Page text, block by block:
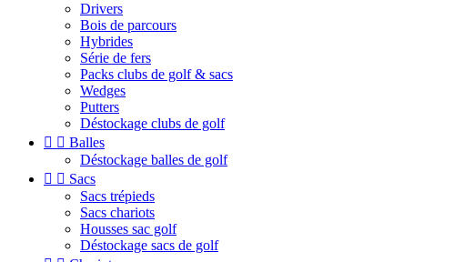
Drivers
Bois de parcours
Hybrides
Série de fers
Packs clubs de golf & sacs
Wedges
Putters
Déstockage clubs de golf
  Balles
Déstockage balles de golf
  Sacs
Sacs trépieds
Sacs chariots
Housses sac golf
Déstockage sacs de golf